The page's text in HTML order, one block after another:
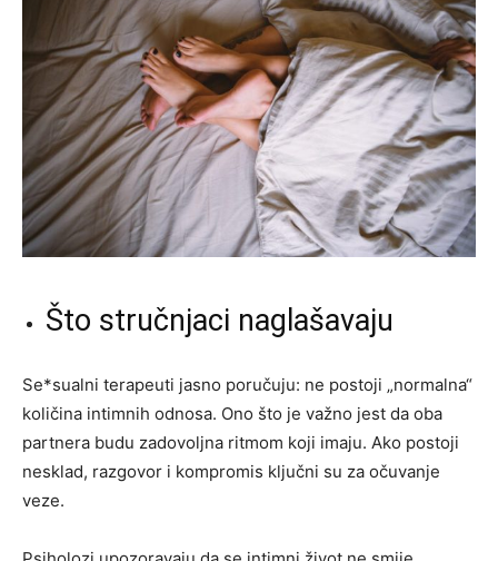
Što stručnjaci naglašavaju
Se*sualni terapeuti jasno poručuju: ne postoji „normalna“
količina intimnih odnosa. Ono što je važno jest da oba
partnera budu zadovoljna ritmom koji imaju. Ako postoji
nesklad, razgovor i kompromis ključni su za očuvanje
veze.